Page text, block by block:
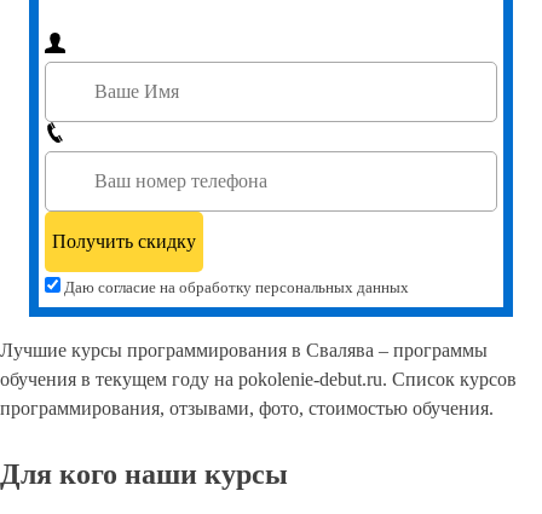
Даю согласие на обработку персональных данных
Лучшие курсы программирования в Свалява – программы
обучения в текущем году на pokolenie-debut.ru. Список курсов
программирования, отзывами, фото, стоимостью обучения.
Для кого наши курсы